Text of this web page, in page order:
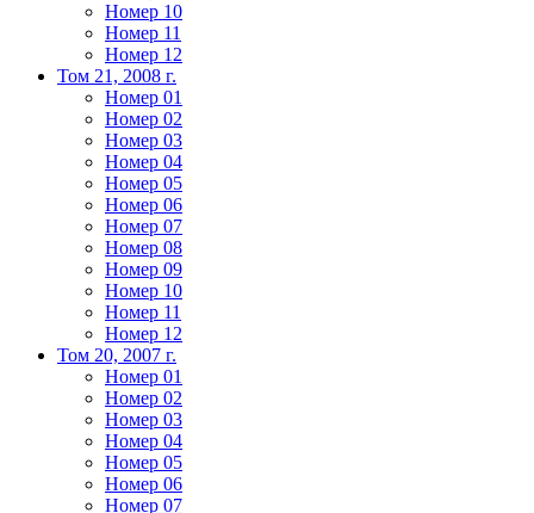
Номер 10
Номер 11
Номер 12
Том 21, 2008 г.
Номер 01
Номер 02
Номер 03
Номер 04
Номер 05
Номер 06
Номер 07
Номер 08
Номер 09
Номер 10
Номер 11
Номер 12
Том 20, 2007 г.
Номер 01
Номер 02
Номер 03
Номер 04
Номер 05
Номер 06
Номер 07